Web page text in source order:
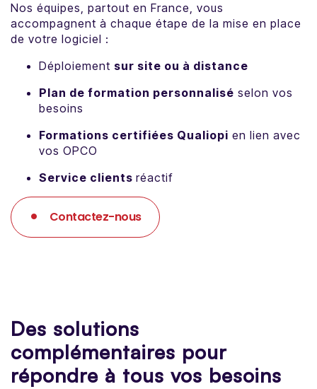
Nos équipes, partout en France, vous
accompagnent à chaque étape de la mise en place
de votre logiciel :
Déploiement sur site ou à distance
Plan de formation personnalisé selon vos
besoins
Formations certifiées Qualiopi en lien avec
vos OPCO
Service clients réactif
Contactez-nous
Des solutions
complémentaires pour
répondre à tous vos besoins